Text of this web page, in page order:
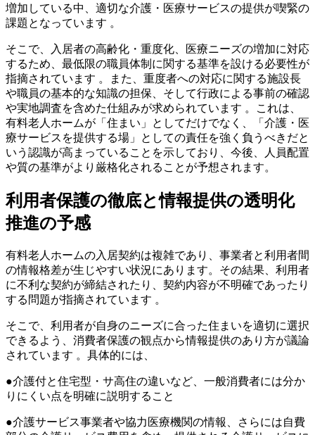
増加している中、適切な介護・医療サービスの提供が喫緊の
課題となっています 。
そこで、入居者の高齢化・重度化、医療ニーズの増加に対応
するため、最低限の職員体制に関する基準を設ける必要性が
指摘されています 。また、重度者への対応に関する施設長
や職員の基本的な知識の担保、そして行政による事前の確認
や実地調査を含めた仕組みが求められています 。これは、
有料老人ホームが「住まい」としてだけでなく、「介護・医
療サービスを提供する場」としての責任を強く負うべきだと
いう認識が高まっていることを示しており、今後、人員配置
や質の基準がより厳格化されることが予想されます。
利用者保護の徹底と情報提供の透明化
推進の予感
有料老人ホームの入居契約は複雑であり、事業者と利用者間
の情報格差が生じやすい状況にあります。その結果、利用者
に不利な契約が締結されたり、契約内容が不明確であったり
する問題が指摘されています 。
そこで、利用者が自身のニーズに合った住まいを適切に選択
できるよう、消費者保護の観点から情報提供のあり方が議論
されています 。具体的には、
●介護付と住宅型・サ高住の違いなど、一般消費者には分か
りにくい点を明確に説明すること
●介護サービス事業者や協力医療機関の情報、さらには自費